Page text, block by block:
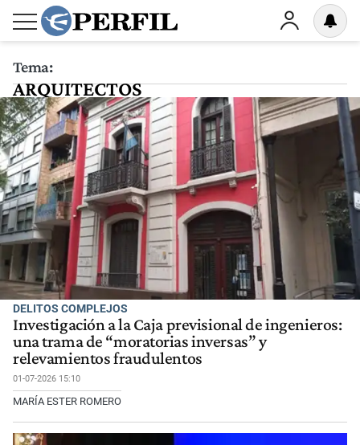
Tema:
ARQUITECTOS
DELITOS COMPLEJOS
Investigación a la Caja previsional de ingenieros:
una trama de “moratorias inversas” y
relevamientos fraudulentos
01-07-2026 15:10
MARÍA ESTER ROMERO